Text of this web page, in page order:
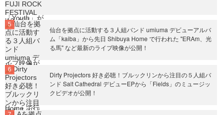
仙台を拠点に活動する３人組バンド umiuma デビューアルバ
ム「kaiba」から先日 Shibuya Home で行われた "ERAm、光
る馬" など最新のライブ映像が公開！
Dirty Projectors 好き必聴！ブルックリンから注目の５人組バ
ンド Salt Cathedral デビューEPから「Fields」のミュージッ
クビデオが公開！